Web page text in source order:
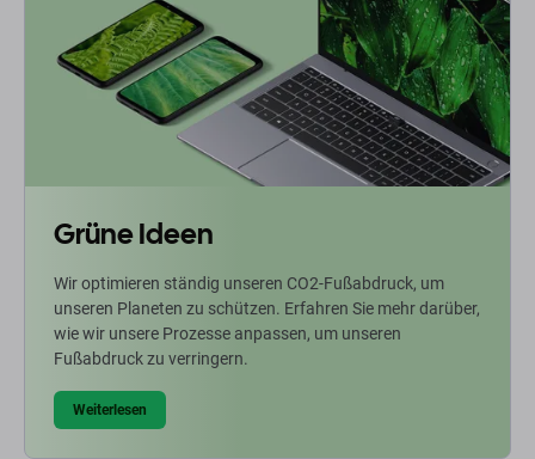
Grüne Ideen
Wir optimieren ständig unseren CO2-Fußabdruck, um
unseren Planeten zu schützen. Erfahren Sie mehr darüber,
wie wir unsere Prozesse anpassen, um unseren
Fußabdruck zu verringern.
Weiterlesen